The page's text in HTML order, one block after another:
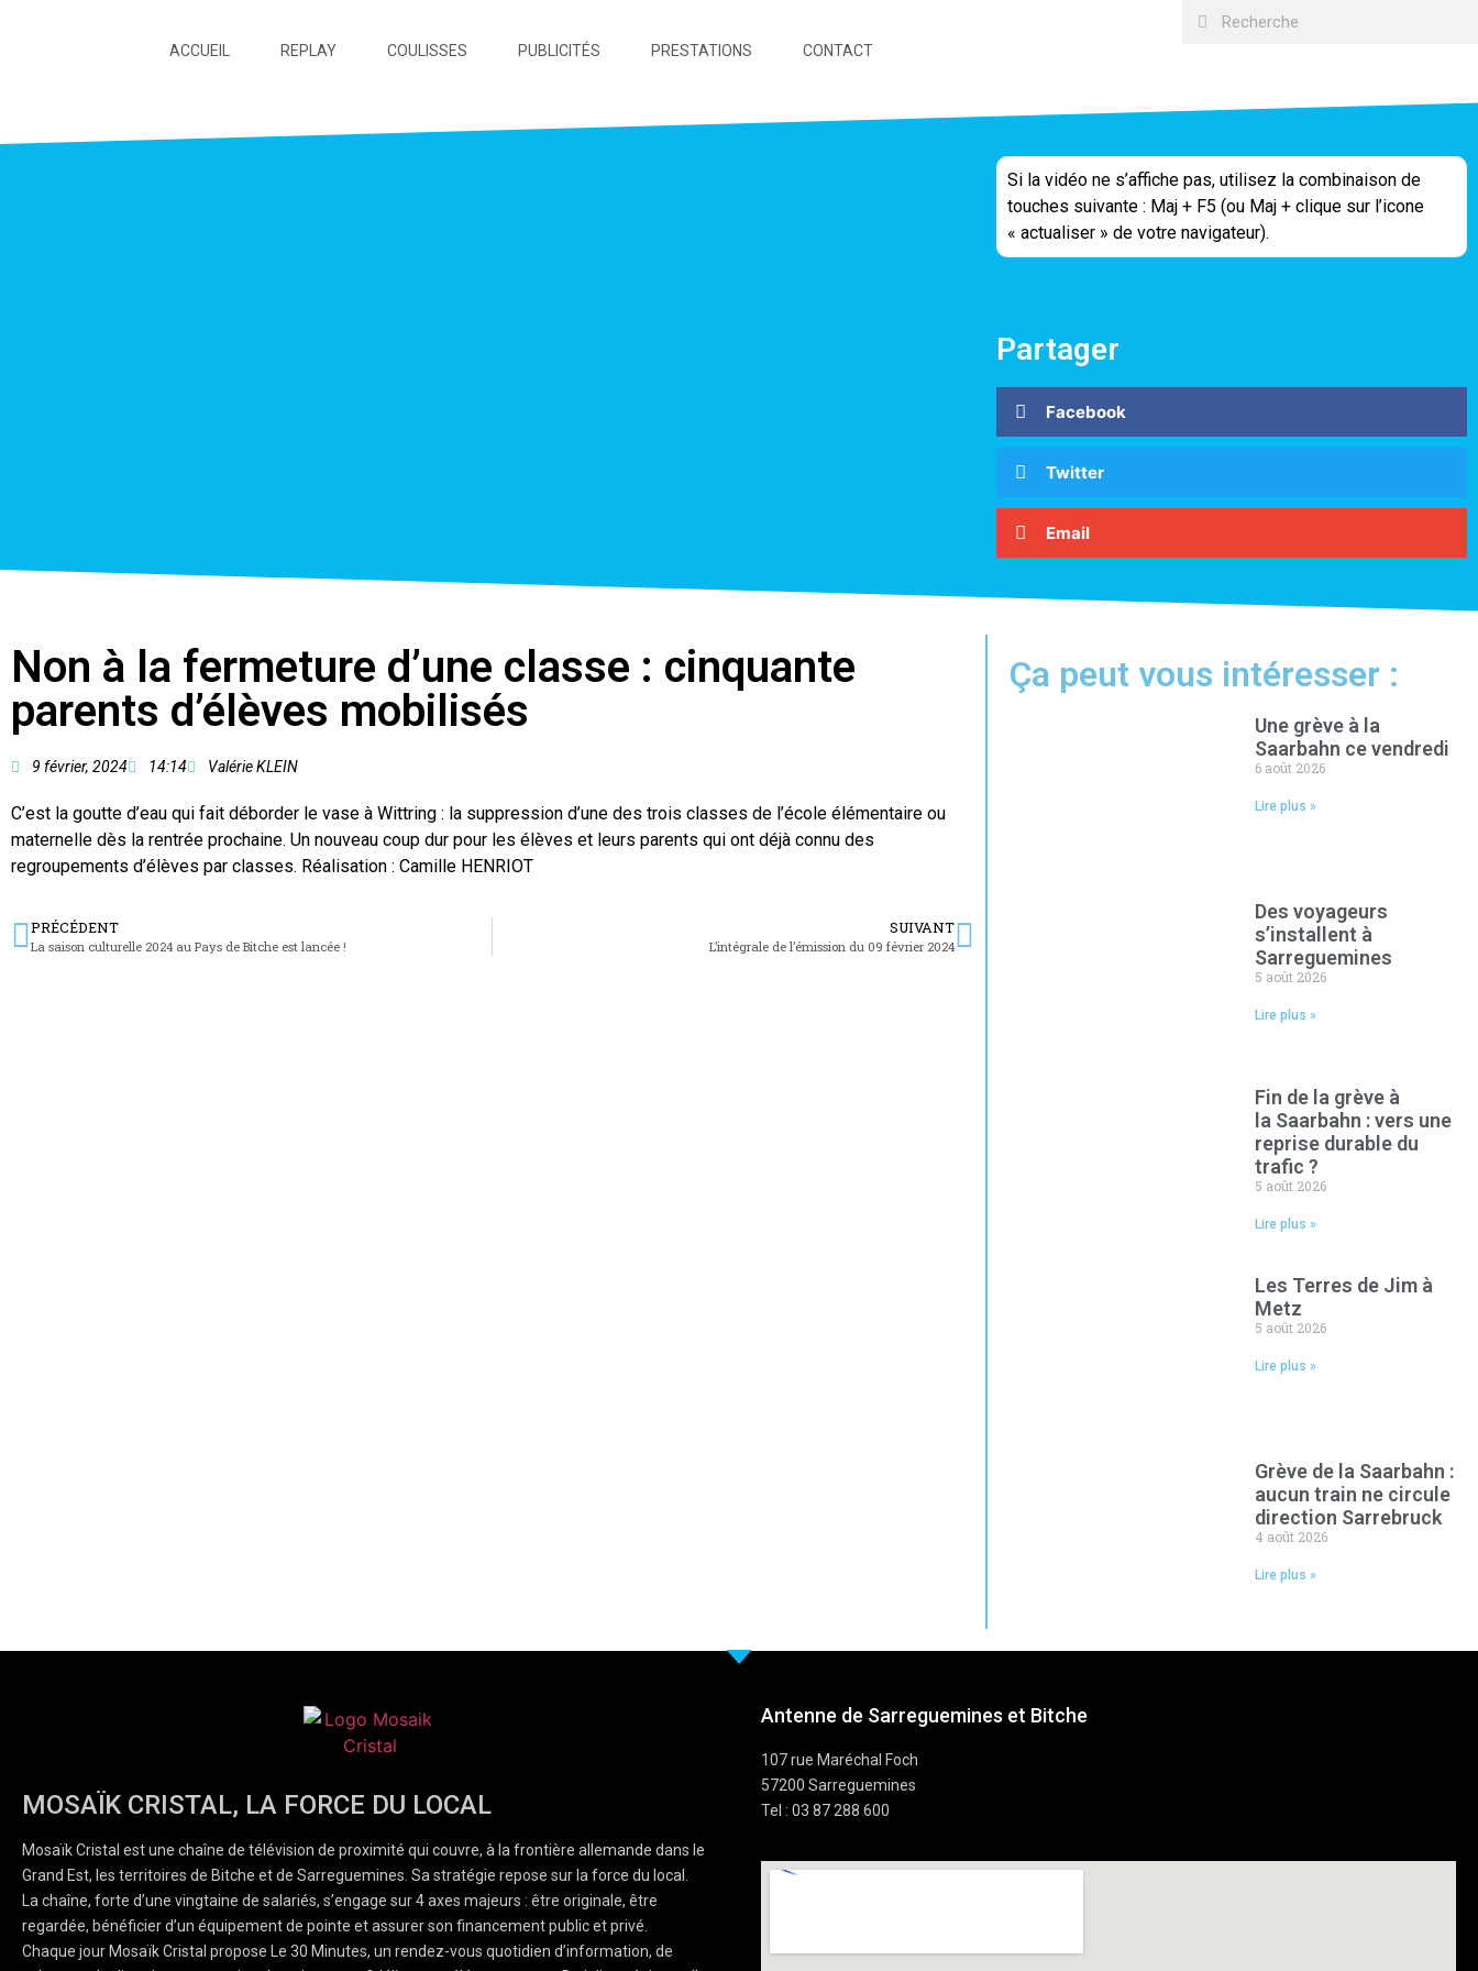
ACCUEIL REPLAY COULISSES PUBLICITÉS PRESTATIONS CONTACT
Si la vidéo ne s’affiche pas, utilisez la combinaison de
touches suivante : Maj + F5 (ou Maj + clique sur l’icone
« actualiser » de votre navigateur).
Partager
Facebook
Twitter
Email
Non à la fermeture d’une classe : cinquante
parents d’élèves mobilisés
9 février, 2024 14:14 Valérie KLEIN
C’est la goutte d’eau qui fait déborder le vase à Wittring : la suppression d’une des trois classes de l’école élémentaire ou
maternelle dès la rentrée prochaine. Un nouveau coup dur pour les élèves et leurs parents qui ont déjà connu des
regroupements d’élèves par classes. Réalisation : Camille HENRIOT
PRÉCÉDENT
La saison culturelle 2024 au Pays de Bitche est lancée !
SUIVANT
L’intégrale de l’émission du 09 février 2024
Ça peut vous intéresser :
Une grève à la
Saarbahn ce vendredi
6 août 2026
Lire plus »
Des voyageurs
s’installent à
Sarreguemines
5 août 2026
Lire plus »
Fin de la grève à
la Saarbahn : vers une
reprise durable du
trafic ?
5 août 2026
Lire plus »
Les Terres de Jim à
Metz
5 août 2026
Lire plus »
Grève de la Saarbahn :
aucun train ne circule
direction Sarrebruck
4 août 2026
Lire plus »
MOSAÏK CRISTAL, LA FORCE DU LOCAL
Mosaïk Cristal est une chaîne de télévision de proximité qui couvre, à la frontière allemande dans le
Grand Est, les territoires de Bitche et de Sarreguemines. Sa stratégie repose sur la force du local.
La chaîne, forte d’une vingtaine de salariés, s’engage sur 4 axes majeurs : être originale, être
regardée, bénéficier d’un équipement de pointe et assurer son financement public et privé.
Chaque jour Mosaïk Cristal propose Le 30 Minutes, un rendez-vous quotidien d’information, de
Antenne de Sarreguemines et Bitche
107 rue Maréchal Foch
57200 Sarreguemines
Tel : 03 87 288 600